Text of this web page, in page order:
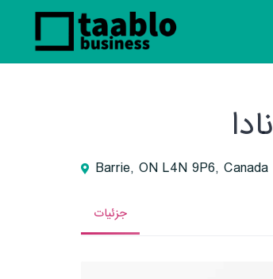
Barrie, ON L4N 9P6, Canada
جزئیات